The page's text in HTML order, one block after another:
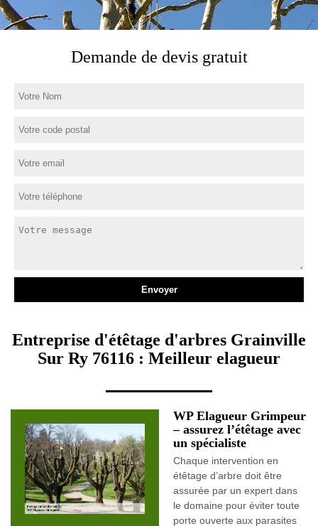
Demande de devis gratuit
Entreprise d'étêtage d'arbres Grainville
Sur Ry 76116 : Meilleur elagueur
WP Elagueur Grimpeur
– assurez l’étêtage avec
un spécialiste
Chaque intervention en
étêtage d’arbre doit être
assurée par un expert dans
le domaine pour éviter toute
porte ouverte aux parasites